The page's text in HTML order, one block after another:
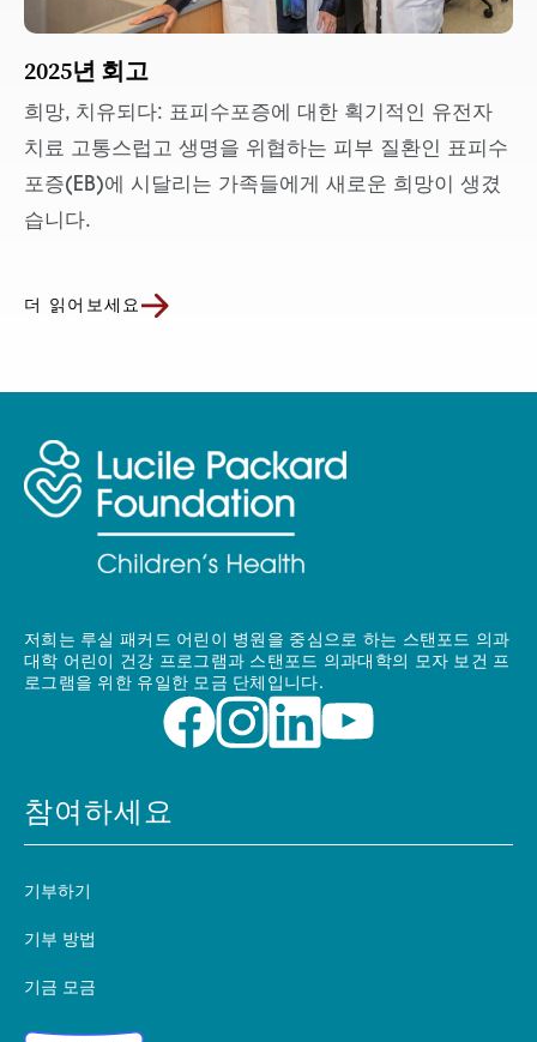
2025년 회고
희망, 치유되다: 표피수포증에 대한 획기적인 유전자
치료 고통스럽고 생명을 위협하는 피부 질환인 표피수
포증(EB)에 시달리는 가족들에게 새로운 희망이 생겼
습니다.
더 읽어보세요
저희는 루실 패커드 어린이 병원을 중심으로 하는 스탠포드 의과
대학 어린이 건강 프로그램과 스탠포드 의과대학의 모자 보건 프
로그램을 위한 유일한 모금 단체입니다.
참여하세요
기부하기
기부 방법
기금 모금